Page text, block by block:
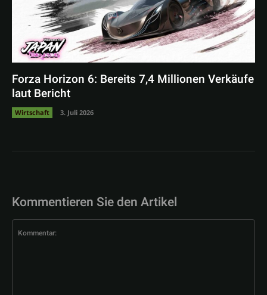
Forza Horizon 6: Bereits 7,4 Millionen Verkäufe
laut Bericht
Wirtschaft 3. Juli 2026
Kommentieren Sie den Artikel